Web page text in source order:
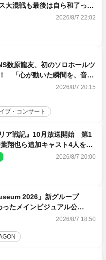
混戦も最後は自ら和了って
2026/8/7 22:02
数原龍友、初のソロホールツ
「心が動いた瞬間を、音に
きれば」
2026/8/7 20:15
ブ・コンサート
ア戦記』10月放送開始 第1
翔也ら追加キャスト4人を発
2026/8/7 20:00
2026」新グループ
たメインビジュアル公
グッズラインナップも2026/8/7 18:50